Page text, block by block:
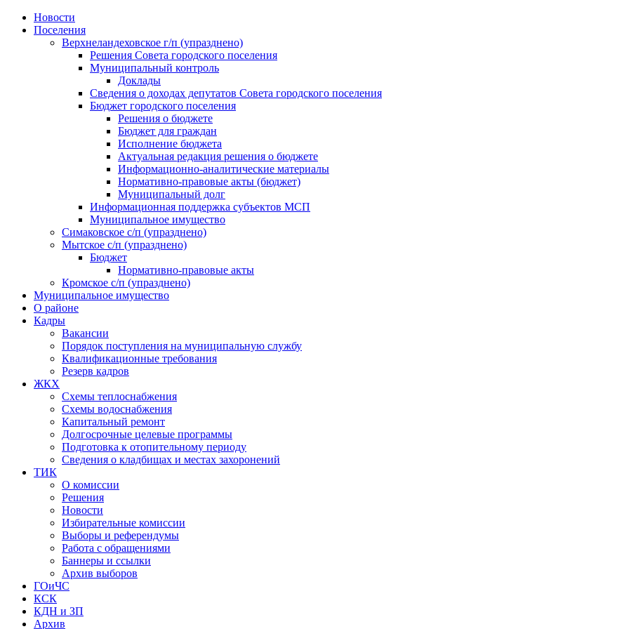
Skip
Новости
Поселения
Верхнеландеховское г/п (упразднено)
Решения Совета городского поселения
Муниципальный контроль
Доклады
Сведения о доходах депутатов Совета городского поселения
Бюджет городского поселения
Решения о бюджете
Бюджет для граждан
Исполнение бюджета
Актуальная редакция решения о бюджете
Информационно-аналитические материалы
Нормативно-правовые акты (бюджет)
Муниципальный долг
Информационная поддержка субъектов МСП
Муниципальное имущество
Симаковское с/п (упразднено)
Мытское с/п (упразднено)
Бюджет
Нормативно-правовые акты
Кромское с/п (упразднено)
Муниципальное имущество
О районе
Кадры
Вакансии
Порядок поступления на муниципальную службу
Квалификационные требования
Резерв кадров
ЖКХ
Схемы теплоснабжения
Схемы водоснабжения
Капитальный ремонт
Долгосрочные целевые программы
Подготовка к отопительному периоду
Сведения о кладбищах и местах захоронений
ТИК
О комиссии
Решения
Новости
Избирательные комиссии
Выборы и референдумы
Работа с обращениями
Баннеры и ссылки
Архив выборов
ГОиЧС
КСК
КДН и ЗП
Архив